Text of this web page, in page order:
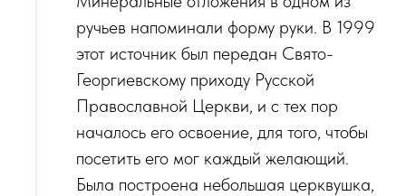
ручьев напоминали форму руки. В 1999
этот источник был передан Свято-
Георгиевскому приходу Русской
Православной Церкви, и с тех пор
началось его освоение, для того, чтобы
посетить его мог каждый желающий.
Была построена небольшая церквушка,